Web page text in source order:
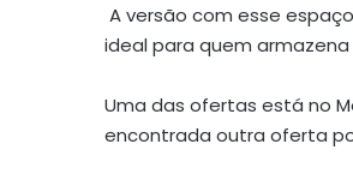
A versão com esse
ideal para quem
Uma das ofertas está no
encontrada outra oferta